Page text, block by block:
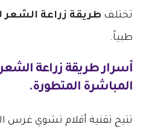
تختلف طريقة زراعة الشعر
طبياً.
أسرارطريقة زراعة
المباشرة المتطورة.
تتيح تقنية أقلام تشوي غرس